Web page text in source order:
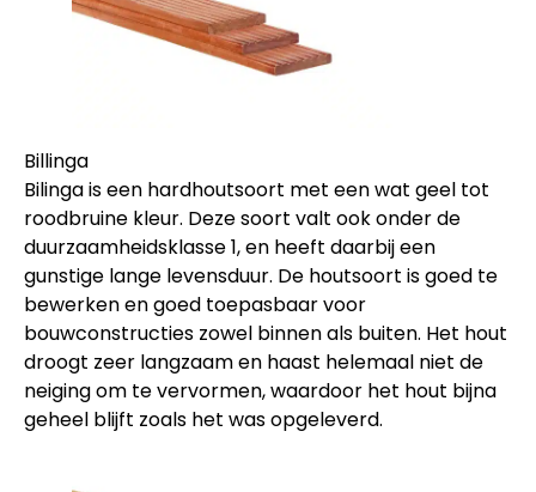
Billinga
Bilinga is een hardhoutsoort met een wat geel tot
roodbruine kleur. Deze soort valt ook onder de
duurzaamheidsklasse 1, en heeft daarbij een
gunstige lange levensduur. De houtsoort is goed te
bewerken en goed toepasbaar voor
bouwconstructies zowel binnen als buiten. Het hout
droogt zeer langzaam en haast helemaal niet de
neiging om te vervormen, waardoor het hout bijna
geheel blijft zoals het was opgeleverd.